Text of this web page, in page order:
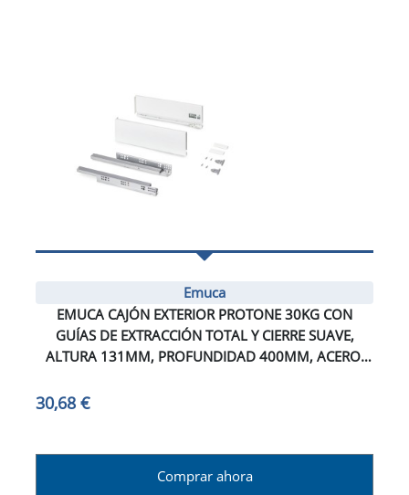
Emuca
EMUCA CAJÓN EXTERIOR PROTONE 30KG CON
GUÍAS DE EXTRACCIÓN TOTAL Y CIERRE SUAVE,
ALTURA 131MM, PROFUNDIDAD 400MM, ACERO,
30,68 €
Comprar ahora